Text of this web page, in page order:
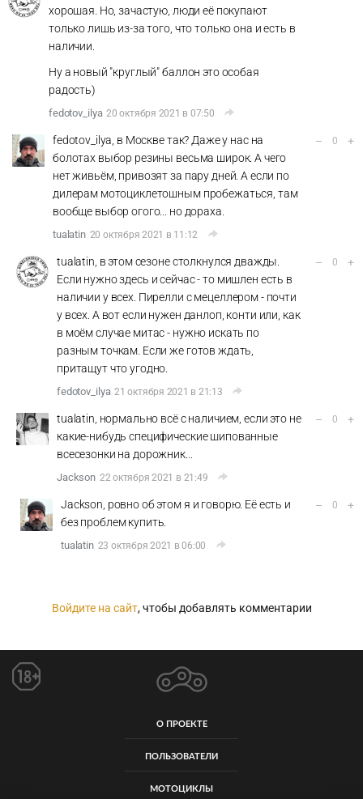
хорошая. Но, зачастую, люди её покупают
только лишь из-за того, что только она и есть в
наличии.
Ну а новый "круглый" баллон это особая
радость)
fedotov_ilya 20 октября 2021 в 07:50
fedotov_ilya, в Москве так? Даже у нас на
болотах выбор резины весьма широк. А чего
нет живьём, привозят за пару дней. А если по
дилерам мотоциклетошным пробежаться, там
вообще выбор огого... но дораха.
tualatin 20 октября 2021 в 11:12
– 0 +
tualatin, в этом сезоне столкнулся дважды.
Если нужно здесь и сейчас - то мишлен есть в
наличии у всех. Пирелли с мецеллером - почти
у всех. А вот если нужен данлоп, конти или, как
в моём случае митас - нужно искать по
разным точкам. Если же готов ждать,
притащут что угодно.
fedotov_ilya 21 октября 2021 в 21:13
– 0 +
tualatin, нормально всё с наличием, если это не
какие-нибудь специфические шипованные
всесезонки на дорожник...
Jackson 22 октября 2021 в 21:49
– 0 +
Jackson, ровно об этом я и говорю. Её есть и
без проблем купить.
tualatin 23 октября 2021 в 06:00
– 0 +
Войдите на сайт, чтобы добавлять комментарии
О ПРОЕКТЕ
ПОЛЬЗОВАТЕЛИ
МОТОЦИКЛЫ